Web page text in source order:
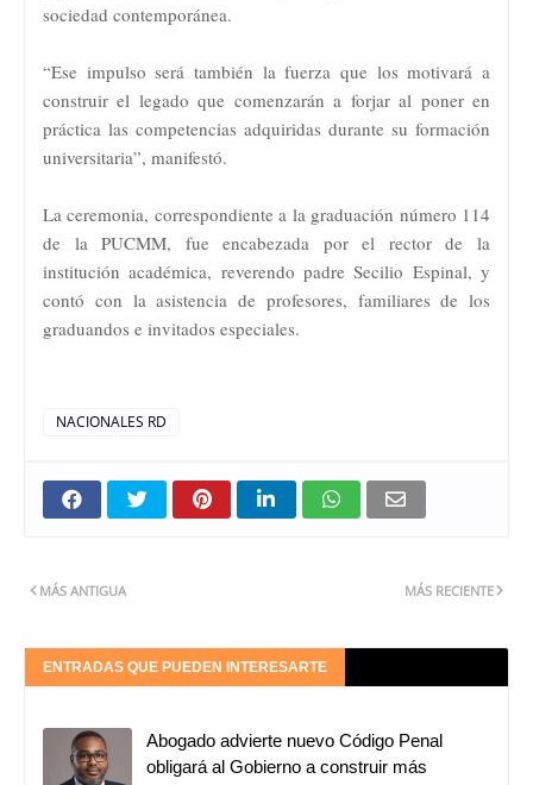
sociedad contemporánea.
“Ese impulso será también la fuerza que los motivará a
construir el legado que comenzarán a forjar al poner en
práctica las competencias adquiridas durante su formación
universitaria”, manifestó.
La ceremonia, correspondiente a la graduación número 114
de la PUCMM, fue encabezada por el rector de la
institución académica, reverendo padre Secilio Espinal, y
contó con la asistencia de profesores, familiares de los
graduandos e invitados especiales.
NACIONALES RD
MÁS RECIENTE
MÁS ANTIGUA
ENTRADAS QUE PUEDEN INTERESARTE
Abogado advierte nuevo Código Penal
obligará al Gobierno a construir más